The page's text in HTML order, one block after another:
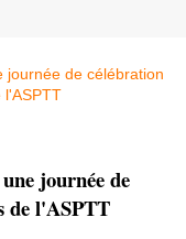
journée de
de l'ASPTT